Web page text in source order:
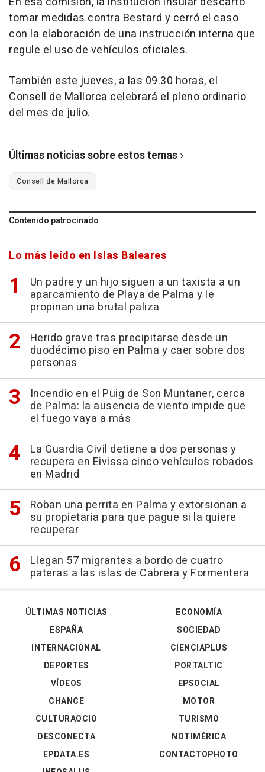
tomar medidas contra Bestard y cerró el caso
con la elaboración de una instrucción interna que
regule el uso de vehículos oficiales.
También este jueves, a las 09.30 horas, el
Consell de Mallorca celebrará el pleno ordinario
del mes de julio.
Últimas noticias sobre estos temas
Consell de Mallorca
Contenido patrocinado
Lo más leído en Islas Baleares
Un padre y un hijo siguen a un taxista a un
aparcamiento de Playa de Palma y le
propinan una brutal paliza
Herido grave tras precipitarse desde un
duodécimo piso en Palma y caer sobre dos
personas
Incendio en el Puig de Son Muntaner, cerca
de Palma: la ausencia de viento impide que
el fuego vaya a más
La Guardia Civil detiene a dos personas y
recupera en Eivissa cinco vehículos robados
en Madrid
Roban una perrita en Palma y extorsionan a
su propietaria para que pague si la quiere
recuperar
Llegan 57 migrantes a bordo de cuatro
pateras a las islas de Cabrera y Formentera
ÚLTIMAS NOTICIAS
ESPAÑA
INTERNACIONAL
DEPORTES
VÍDEOS
ECONOMÍA
SOCIEDAD
CIENCIAPLUS
PORTALTIC
EPSOCIAL
CHANCE
CULTURAOCIO
DESCONECTA
EPDATA.ES
MOTOR
TURISMO
NOTIMÉRICA
CONTACTOPHOTO